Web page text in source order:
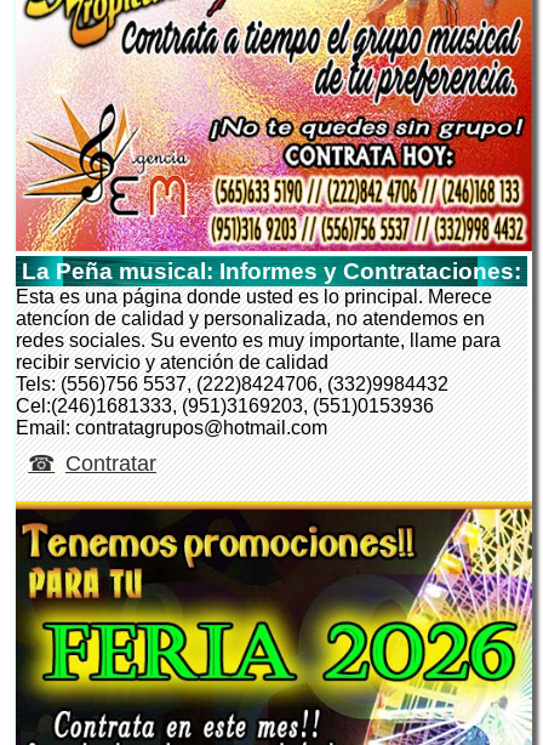
La Peña musical: Informes y Contrataciones:
Esta es una página donde usted es lo principal. Merece
atencíon de calidad y personalizada, no atendemos en
redes sociales. Su evento es muy importante, llame para
recibir servicio y atención de calidad
Tels: (556)756 5537, (222)8424706, (332)9984432
Cel:(246)1681333, (951)3169203, (551)0153936
Email: contratagrupos@hotmail.com
Contratar